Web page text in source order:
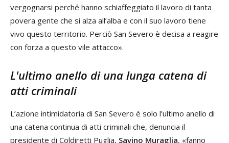
vergognarsi perché hanno schiaffeggiato il lavoro di tanta
povera gente che si alza all’alba e con il suo lavoro tiene
vivo questo territorio. Perciò San Severo è decisa a reagire
con forza a questo vile attacco».
L'ultimo anello di una lunga catena di
atti criminali
L’azione intimidatoria di San Severo è solo l’ultimo anello di
una catena continua di atti criminali che, denuncia il
presidente di Coldiretti Puglia, Savino Muraglia, «fanno